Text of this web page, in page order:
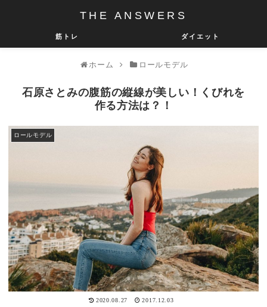
THE ANSWERS
筋トレ ダイエット
ホーム ロールモデル
石原さとみの腹筋の縦線が美しい！くびれを
作る方法は？！
ロールモデル
2020.08.27 2017.12.03